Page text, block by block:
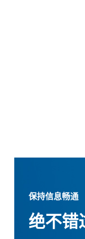
保持信息畅通
绝不错